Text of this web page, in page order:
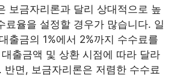
보금자리론과 달리 상대적으로 높
료율을 설정할 경우가 많습니다. 일
출금의 1%에서 2%까지 수수료를
출금액 및 상환 시점에 따라 달라
반면, 보금자리론은 저렴한 수수료